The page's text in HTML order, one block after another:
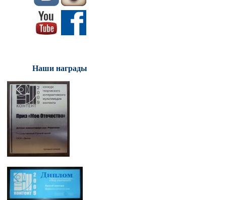
Наши награды